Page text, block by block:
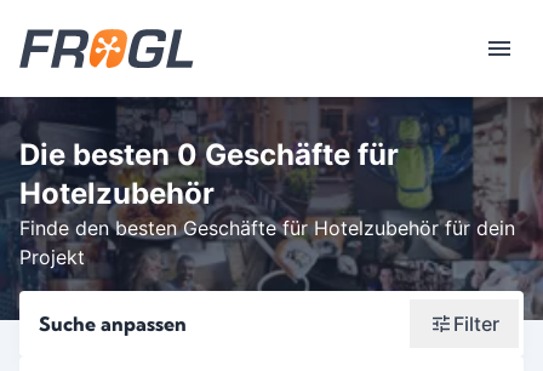
Die besten 0 Geschäfte für
Hotelzubehör
Finde den besten Geschäfte für Hotelzubehör für dein
Projekt
Suche anpassen Filter
Wonach suchst du?